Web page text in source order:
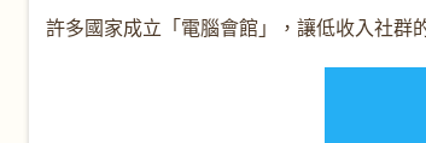
許多國家成立「電腦會館」，讓低收入社群